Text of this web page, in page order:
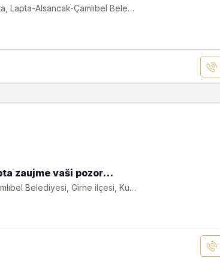
Tınaztepe Mahallesi, Lapta, Lapta-Alsancak-Çamlıbel Belediyesi, Girne ilçesi, Kuzey Kıbrıs, 99420, Κύπρος - Kıbrıs
Hotová vila 2+1 v Lapta zaujme vaši pozornost SV-21136
Lapta, Lapta-Alsancak-Çamlıbel Belediyesi, Girne ilçesi, Kuzey Kıbrıs, Κύπρος - Kıbrıs